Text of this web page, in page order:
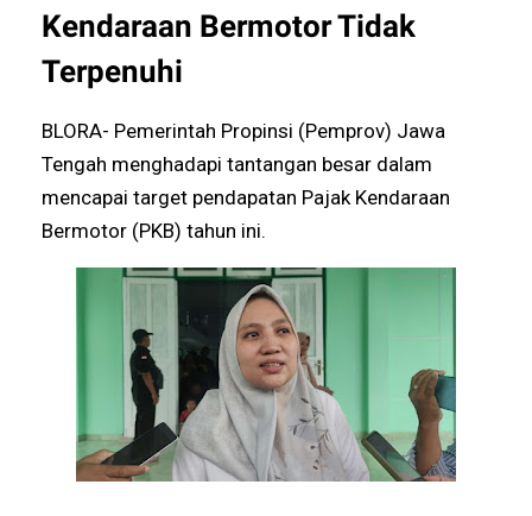
Kendaraan Bermotor Tidak
Terpenuhi
BLORA- Pemerintah Propinsi (Pemprov) Jawa
Tengah menghadapi tantangan besar dalam
mencapai target pendapatan Pajak Kendaraan
Bermotor (PKB) tahun ini.